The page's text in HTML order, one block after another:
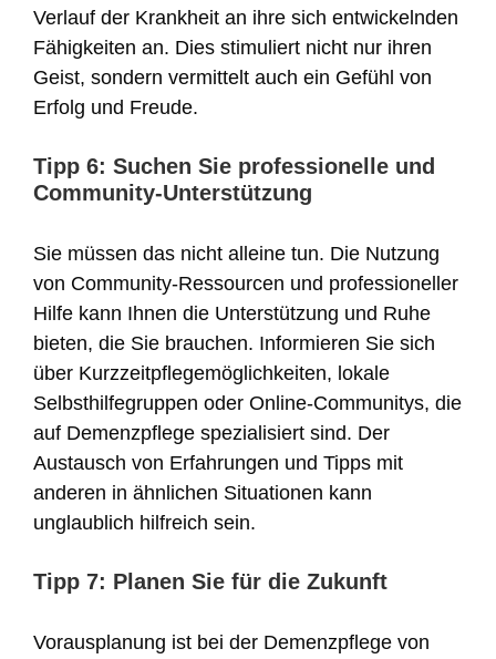
Verlauf der Krankheit an ihre sich entwickelnden
Fähigkeiten an. Dies stimuliert nicht nur ihren
Geist, sondern vermittelt auch ein Gefühl von
Erfolg und Freude.
Tipp 6: Suchen Sie professionelle und
Community-Unterstützung
Sie müssen das nicht alleine tun. Die Nutzung
von Community-Ressourcen und professioneller
Hilfe kann Ihnen die Unterstützung und Ruhe
bieten, die Sie brauchen. Informieren Sie sich
über Kurzzeitpflegemöglichkeiten, lokale
Selbsthilfegruppen oder Online-Communitys, die
auf Demenzpflege spezialisiert sind. Der
Austausch von Erfahrungen und Tipps mit
anderen in ähnlichen Situationen kann
unglaublich hilfreich sein.
Tipp 7: Planen Sie für die Zukunft
Vorausplanung ist bei der Demenzpflege von